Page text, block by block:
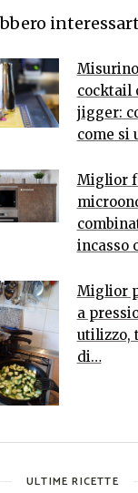
Misurino
cocktail
jigger:
come si
Miglior
incasso
Miglior
a
utilizzo,
di…
ULTIME RICETTE